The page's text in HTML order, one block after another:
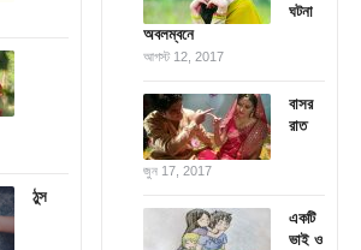
ঠুস
ঘটনা
অবলম্বনে
আগস্ট 12, 2017
বাসর
রাত
জুন 17, 2017
একটি
ভাই ও